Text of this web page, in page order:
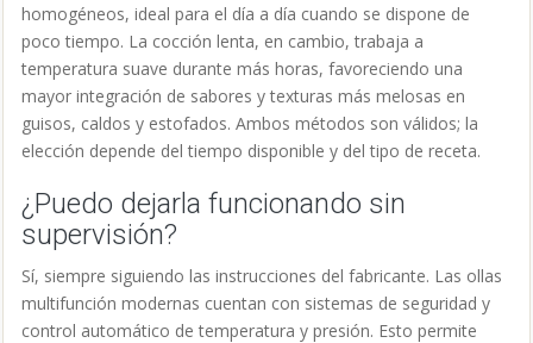
homogéneos, ideal para el día a día cuando se dispone de
poco tiempo. La cocción lenta, en cambio, trabaja a
temperatura suave durante más horas, favoreciendo una
mayor integración de sabores y texturas más melosas en
guisos, caldos y estofados. Ambos métodos son válidos; la
elección depende del tiempo disponible y del tipo de receta.
¿Puedo dejarla funcionando sin
supervisión?
Sí, siempre siguiendo las instrucciones del fabricante. Las ollas
multifunción modernas cuentan con sistemas de seguridad y
control automático de temperatura y presión. Esto permite